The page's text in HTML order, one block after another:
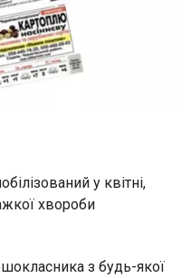
у квітні,
хвороби
з будь-якої